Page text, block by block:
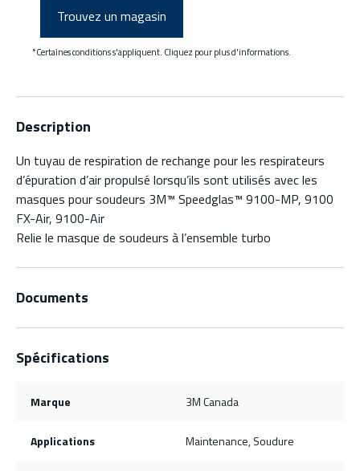
Trouvez un magasin
*Certaines conditions s'appliquent. Cliquez pour plus d'informations.
Description
Un tuyau de respiration de rechange pour les respirateurs
d’épuration d’air propulsé lorsqu’ils sont utilisés avec les
masques pour soudeurs 3M™ Speedglas™ 9100-MP, 9100
FX-Air, 9100-Air
Relie le masque de soudeurs à l’ensemble turbo
Documents
Spécifications
Marque 3M Canada
Applications Maintenance, Soudure